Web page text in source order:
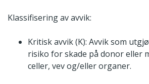
Klassifisering av avvik:
Kritisk avvik (K): Avvik som
risiko for skade på donor eller
celler, vev og/eller organer.